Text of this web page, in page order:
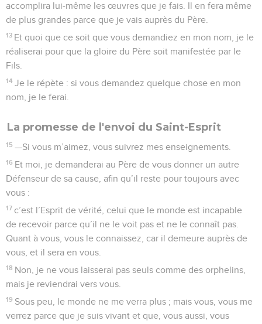
accomplira lui-même les œuvres que je fais. Il en fera même
de plus grandes parce que je vais auprès du Père.
13 Et quoi que ce soit que vous demandiez en mon nom, je le
réaliserai pour que la gloire du Père soit manifestée par le
Fils.
14 Je le répète : si vous demandez quelque chose en mon
nom, je le ferai.
La promesse de l'envoi du Saint-Esprit
15 —Si vous m’aimez, vous suivrez mes enseignements.
16 Et moi, je demanderai au Père de vous donner un autre
Défenseur de sa cause, afin qu’il reste pour toujours avec
vous :
17 c’est l’Esprit de vérité, celui que le monde est incapable
de recevoir parce qu’il ne le voit pas et ne le connaît pas.
Quant à vous, vous le connaissez, car il demeure auprès de
vous, et il sera en vous.
18 Non, je ne vous laisserai pas seuls comme des orphelins,
mais je reviendrai vers vous.
19 Sous peu, le monde ne me verra plus ; mais vous, vous me
verrez parce que je suis vivant et que, vous aussi, vous